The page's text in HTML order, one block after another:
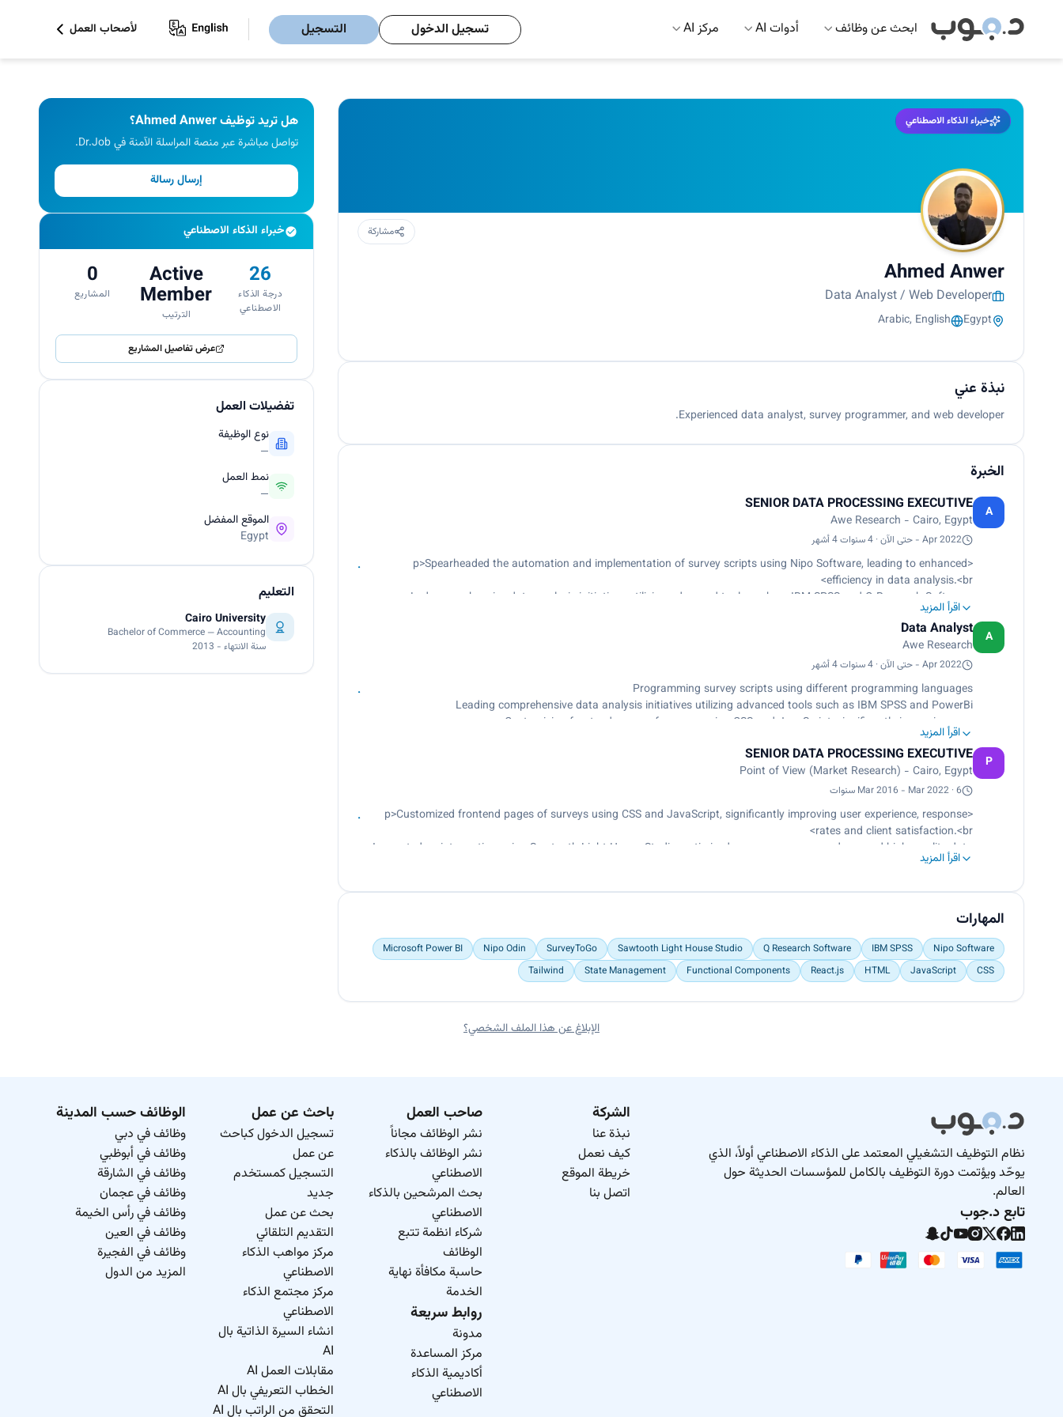
ابحث عن وظائف أدوات AI مركز AI تسجيل الدخول التسجيل لأصحاب العمل
خبراء الذكاء الاصطناعي
مشاركة
Ahmed Anwer
Data Analyst / Web Developer
Egypt
Arabic, English
نبذة عني
Experienced data analyst, survey programmer, and web developer.
الخبرة
A
SENIOR DATA PROCESSING EXECUTIVE
Awe Research - Cairo, Egypt
Apr 2022 - حتى الآن · 4 سنوات 4 أشهر
<p>Spearheaded the automation and implementation of survey scripts using Nipo Software, leading to enhanced
efficiency in data analysis.<br>
Led comprehensive data analysis initiatives utilizing advanced tools such as IBM SPSS and Q Research Software,
resulting in actionable insights that drove strategic decision-making.</p>
اقرأ المزيد
A
Data Analyst
Awe Research
Apr 2022 - حتى الآن · 4 سنوات 4 أشهر
Programming survey scripts using different programming languages
Leading comprehensive data analysis initiatives utilizing advanced tools such as IBM SPSS and PowerBi
Customizing frontend pages of surveys using CSS and JavaScript, significantly improving user
experience, response rates, and client satisfaction
اقرأ المزيد
P
SENIOR DATA PROCESSING EXECUTIVE
Point of View (Market Research) - Cairo, Egypt
Mar 2016 - Mar 2022 · 6 سنوات
<p>Customized frontend pages of surveys using CSS and JavaScript, significantly improving user experience, response
rates and client satisfaction.<br>
Innovated script creation using Sawtooth Light House Studio, optimized survey processes and ensured high-quality data
collection.<br>
Power Bi for monthly and quarterly reporting.</p>
اقرأ المزيد
المهارات
Nipo Software
IBM SPSS
Q Research Software
Sawtooth Light House Studio
SurveyToGo
Nipo Odin
Microsoft Power BI
CSS
JavaScript
HTML
React.js
Functional Components
State Management
Tailwind
هل تريد توظيف Ahmed Anwer؟
تواصل مباشرة عبر منصة المراسلة الآمنة في Dr.Job.
إرسال رسالة
خبراء الذكاء الاصطناعي
26
درجة الذكاء
الاصطناعي
Active
Member
الترتيب
0
المشاريع
عرض تفاصيل المشاريع
تفضيلات العمل
نوع الوظيفة
—
نمط العمل
—
الموقع المفضل
Egypt
التعليم
Cairo University
Bachelor of Commerce — Accounting
سنة الانتهاء - 2013
الإبلاغ عن هذا الملف الشخصي؟
نظام التوظيف التشغيلي المعتمد على الذكاء الاصطناعي أولاً، الذي
يوحّد ويؤتمت دورة التوظيف بالكامل للمؤسسات الحديثة حول
العالم.
تابع د.جوب
الشركة
نبذة عنا
كيف نعمل
خريطة الموقع
اتصل بنا
صاحب العمل
نشر الوظائف مجاناً
نشر الوظائف بالذكاء
الاصطناعي
بحث المرشحين بالذكاء
الاصطناعي
شركاء انظمة تتبع
الوظائف
حاسبة مكافأة نهاية
الخدمة
روابط سريعة
مدونة
مركز المساعدة
أكاديمية الذكاء
الاصطناعي
باحث عن عمل
تسجيل الدخول كباحث
عن عمل
التسجيل كمستخدم
جديد
بحث عن عمل
التقديم التلقائي
مركز مواهب الذكاء
الاصطناعي
مركز مجتمع الذكاء
الاصطناعي
انشاء السيرة الذاتية بال
AI
مقابلات العمل AI
الخطاب التعريفي بال AI
التحقق من الراتب بال AI
الوظائف حسب المدينة
وظائف في دبي
وظائف في أبوظبي
وظائف في الشارقة
وظائف في عجمان
وظائف في رأس الخيمة
وظائف في العين
وظائف في الفجيرة
المزيد من الدول